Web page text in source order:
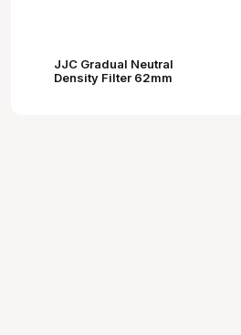
JJC Gradual Neutral
Density Filter 62mm